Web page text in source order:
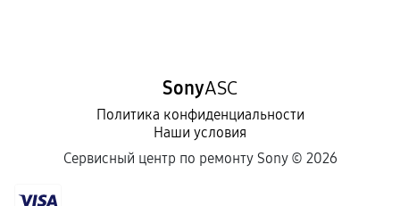
SonyASC
Политика конфиденциальности
Наши условия
Сервисный центр по ремонту Sony © 2026